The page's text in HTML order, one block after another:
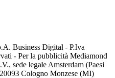
Business Digital - P.Iva
- Per la pubblicità Mediamond
sede legale Amsterdam (Paesi
Cologno Monzese (MI)